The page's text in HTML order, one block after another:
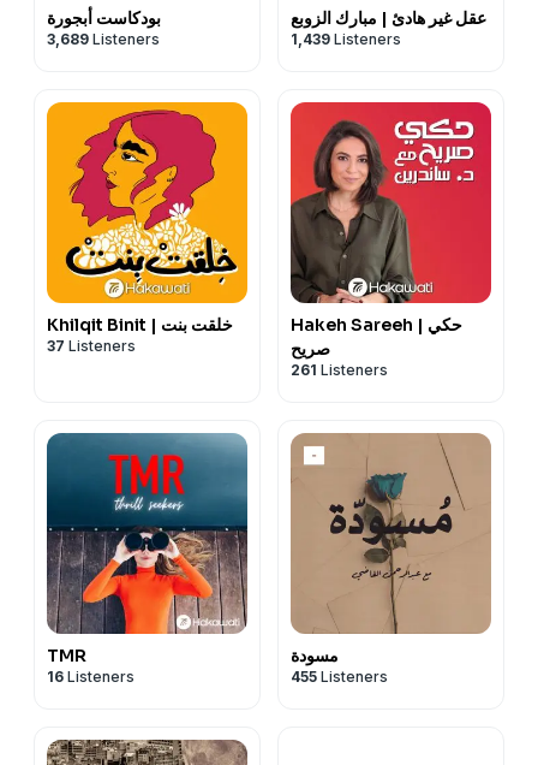
بودكاست أبجورة
3,689 Listeners
عقل غير هادئ | مبارك الزوبع
1,439 Listeners
Khilqit Binit | خلقت بنت
37 Listeners
Hakeh Sareeh | حكي
صريح
261 Listeners
TMR
16 Listeners
مسودة
455 Listeners